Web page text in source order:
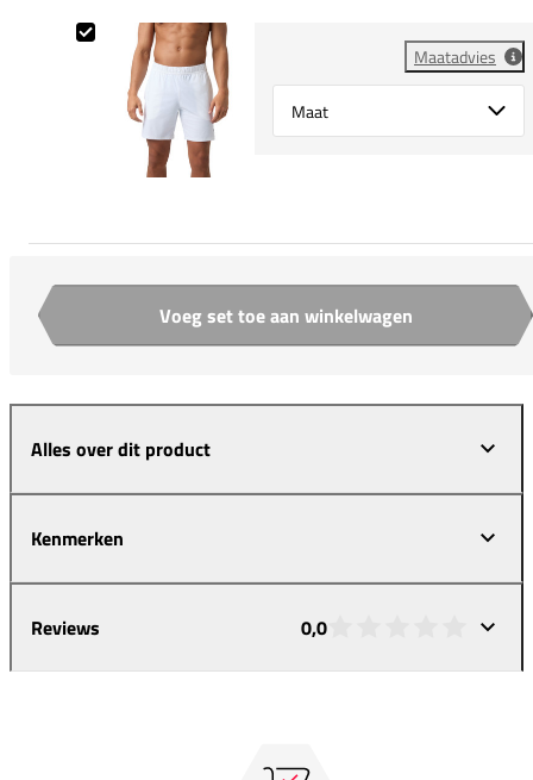
Maatadvies
Select {option} for {name}
Björn Borg Ace 8 Inch Short
Aantal Voeg set toe aan winkelwagen
Alles over dit product
Kenmerken
Reviews 0,0